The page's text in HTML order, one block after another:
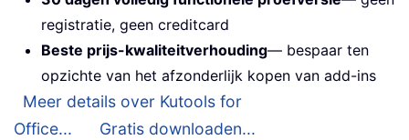
registratie, geen creditcard
Beste prijs-kwaliteitverhouding— bespaar ten
opzichte van het afzonderlijk kopen van add-ins
Meer details over Kutools for
Office...
Gratis downloaden...